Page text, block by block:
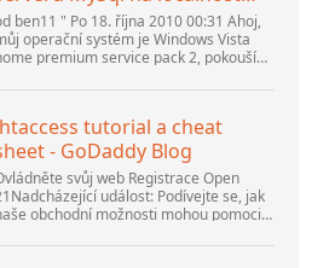
(Zobrazit téma) *
komunity Apache
ben11 " Po 18. října 2010 00:31 Ahoj,
operační systém je Windows Vista
premium service pack 2, pokouším
5.1. Spustil jsem databázi
tutorial a cheat
- GoDaddy Blog
svůj web Registrace Open
událost: Podívejte se, jak
obchodní možnosti mohou pomoci
na GoDaddy Open 2021 dne 28.